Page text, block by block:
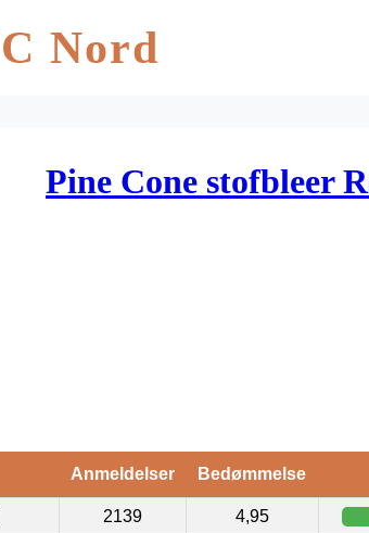
Nord
Pine Cone stofbleer
Anmeldelser Bedømmelse
2139 4,95